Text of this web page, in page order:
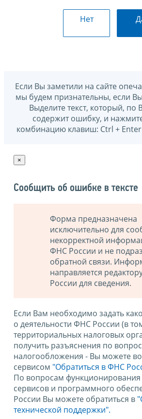
Нет
Если Вы заметили на сайте
мы будем признательны, если
Выделите текст, который,
содержит ошибку, и
комбинацию клавиш: Ctrl +
×
Сообщить об ошибке в тексте
Форма предназначена
исключительно для
некорректной
ФНС России и не
обратной связи.
направляется
России для сведения.
Если Вам необходимо задать
о деятельности ФНС России (в
территориальных налоговых
получить разъяснения по
налогообложения - Вы можете
сервисом "Обратиться в ФНС
По вопросам функционирования
сервисов и программного
России Вы можете обратиться в
технической поддержки".